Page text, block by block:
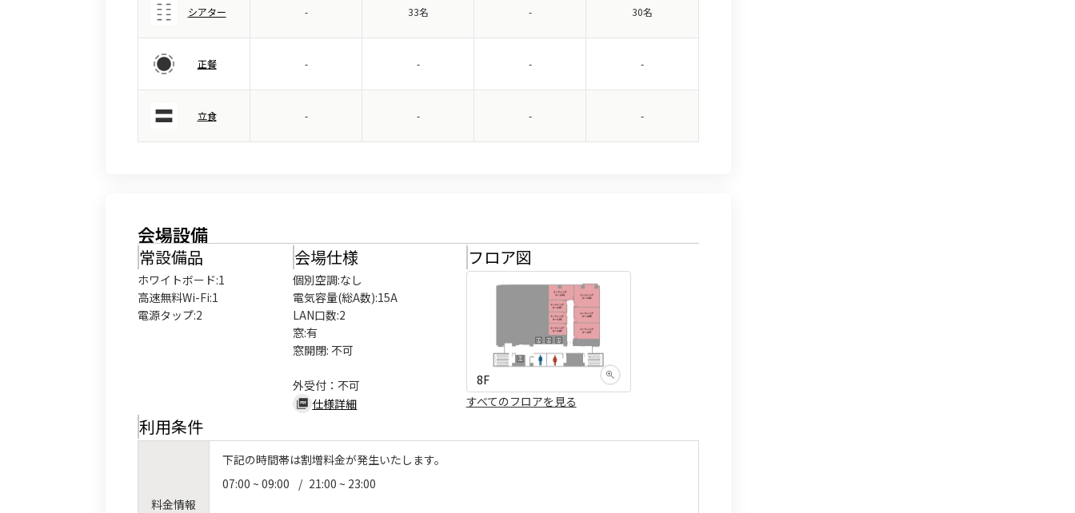
シアター - 33名 - 30名
正餐 - - - -
立食 - - - -
会場設備
常設備品
ホワイトボード:1
高速無料Wi-Fi:1
電源タップ:2
会場仕様
個別空調:なし
電気容量(総A数):15A
LAN口数:2
窓:有
窓開閉: 不可
外受付：不可
仕様詳細
フロア図
8F
すべてのフロアを見る
利用条件
料金情報
下記の時間帯は割増料金が発生いたします。
07:00 ~ 09:00
/ 21:00 ~ 23:00